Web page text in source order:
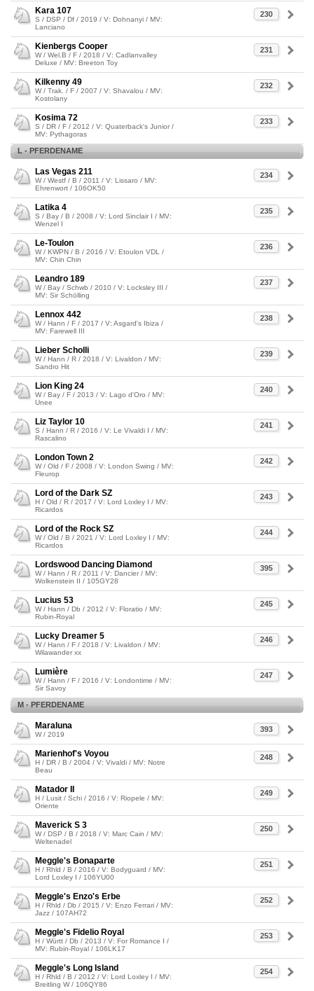
230
Kara 107
S / DSP / Df / 2019 / V: Dohnanyi / MV:
Lanciano
231
Kienbergs Cooper
W / Wel.B / F / 2018 / V: Cadlanvalley
Deluxe / MV: Breeton Toy
232
Kilkenny 49
W / Trak. / F / 2007 / V: Shavalou / MV:
Kostolany
233
Kosima 72
S / DR / F / 2012 / V: Quaterback's Junior /
MV: Pythagoras
L - PFERDENAME
234
Las Vegas 211
W / Westf / B / 2011 / V: Lissaro / MV:
Ehrenwort / 106OK50
235
Latika 4
S / Bay / B / 2008 / V: Lord Sinclair I / MV:
Wenzel I
236
Le-Toulon
W / KWPN / B / 2016 / V: Etoulon VDL /
MV: Chin Chin
237
Leandro 189
W / Bay / Schwb / 2010 / V: Locksley III /
MV: Sir Schölling
238
Lennox 442
W / Hann / F / 2017 / V: Asgard's Ibiza /
MV: Farewell III
239
Lieber Scholli
W / Hann / R / 2018 / V: Livaldon / MV:
Sandro Hit
240
Lion King 24
W / Bay / F / 2013 / V: Lago d'Oro / MV:
Unee
241
Liz Taylor 10
S / Hann / R / 2016 / V: Le Vivaldi I / MV:
Rascalino
242
London Town 2
W / Old / F / 2008 / V: London Swing / MV:
Fleurop
243
Lord of the Dark SZ
H / Old / R / 2017 / V: Lord Loxley I / MV:
Ricardos
244
Lord of the Rock SZ
W / Old / B / 2021 / V: Lord Loxley I / MV:
Ricardos
395
Lordswood Dancing Diamond
W / Hann / R / 2011 / V: Dancier / MV:
Wolkenstein II / 105GY28
245
Lucius 53
W / Hann / Db / 2012 / V: Floratio / MV:
Rubin-Royal
246
Lucky Dreamer 5
W / Hann / F / 2018 / V: Livaldon / MV:
Wilawander xx
247
Lumière
W / Hann / F / 2016 / V: Londontime / MV:
Sir Savoy
M - PFERDENAME
393
Maraluna
W / 2019
248
Marienhof's Voyou
H / DR / B / 2004 / V: Vivaldi / MV: Notre
Beau
249
Matador II
H / Lusit / Schi / 2016 / V: Riopele / MV:
Oriente
250
Maverick S 3
W / DSP / B / 2018 / V: Marc Cain / MV:
Weltenadel
251
Meggle's Bonaparte
H / Rhld / B / 2016 / V: Bodyguard / MV:
Lord Loxley I / 106YU00
252
Meggle's Enzo's Erbe
H / Rhld / Db / 2015 / V: Enzo Ferrari / MV:
Jazz / 107AH72
253
Meggle's Fidelio Royal
H / Württ / Db / 2013 / V: For Romance I /
MV: Rubin-Royal / 106LK17
254
Meggle's Long Island
H / Rhld / B / 2012 / V: Lord Loxley I / MV:
Breitling W / 106QY86